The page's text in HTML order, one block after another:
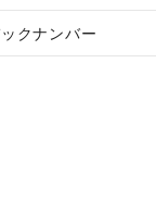
クナンバー